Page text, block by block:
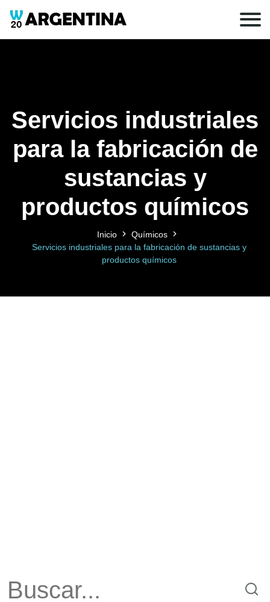
Servicios industriales
para la fabricación de
sustancias y
productos químicos
Inicio
Químicos
Servicios industriales para la fabricación de sustancias y
productos químicos